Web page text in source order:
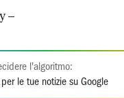
–
l'algoritmo:
le tue notizie su Google